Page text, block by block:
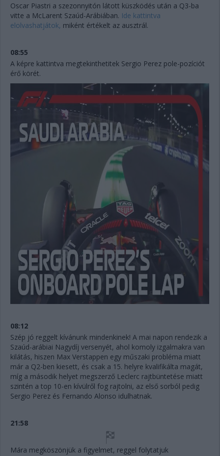
Oscar Piastri a szezonnyitón látott küszködés után a Q3-ba
vitte a McLarent Szaúd-Arábiában. Ide kattintva
elolvashatjátok, miként értékelt az ausztrál.
08:55
A képre kattintva megtekinthetitek Sergio Perez pole-pozíciót
érő körét.
08:12
Szép jó reggelt kívánunk mindenkinek! A mai napon rendezik a
Szaúd-arábiai Nagydíj versenyét, ahol komoly izgalmakra van
kilátás, hiszen Max Verstappen egy műszaki probléma miatt
már a Q2-ben kiesett, és csak a 15. helyre kvalifikálta magát,
míg a második helyet megszerző Leclerc rajtbüntetése miatt
szintén a top 10-en kívülről fog rajtolni, az első sorból pedig
Sergio Perez és Fernando Alonso idulhatnak.
21:58
Mára megköszönjük a figyelmet, reggel folytatjuk